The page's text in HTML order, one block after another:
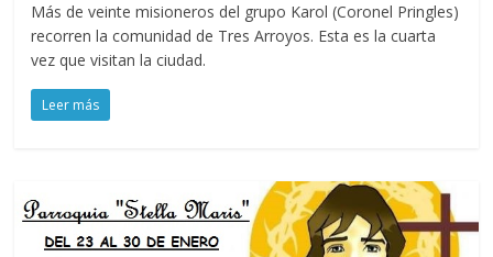
Más de veinte misioneros del grupo Karol (Coronel Pringles)
recorren la comunidad de Tres Arroyos. Esta es la cuarta
vez que visitan la ciudad.
Leer más